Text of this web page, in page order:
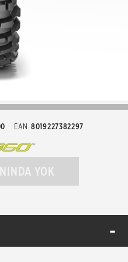
EAN 8019227382297
YOK